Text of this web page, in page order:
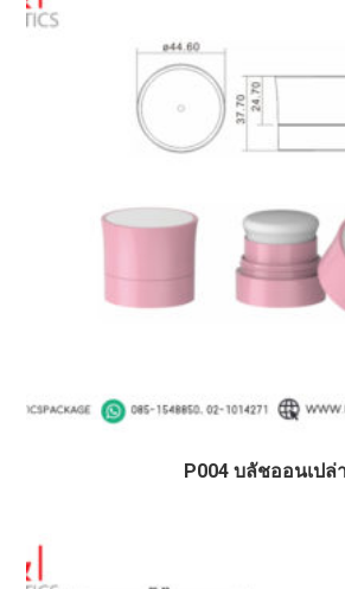
P004 บลัชออนเปล่